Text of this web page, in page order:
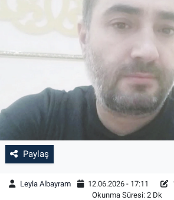
Paylaş
Leyla Albayram 12.06.2026 - 17:11
Okunma Süresi: 2 Dk